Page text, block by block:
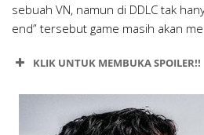
sebuah VN, namun di DDLC tak
end” tersebut game masih akan
KLIK UNTUK MEMBUKA SPOILER!!